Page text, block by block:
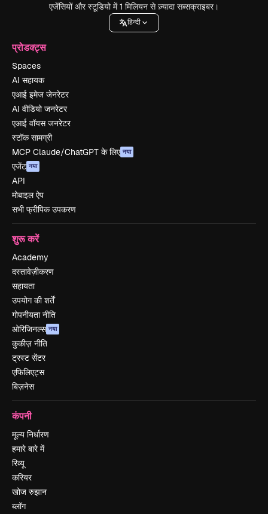
एजेंसियों और स्टूडियो में 1 मिलियन से ज़्यादा सब्सक्राइबर।
हिन्दी
प्रोडक्ट्स
Spaces
AI सहायक
एआई इमेज जेनरेटर
AI वीडियो जनरेटर
एआई वॉयस जनरेटर
स्टॉक सामग्री
MCP Claude/ChatGPT के लिए नया
एजेंट नया
API
मोबाइल ऐप
सभी फ्रीपिक उपकरण
शुरू करें
Academy
दस्तावेज़ीकरण
सहायता
उपयोग की शर्तें
गोपनीयता नीति
ओरिजिनल्स नया
कुकीज़ नीति
ट्रस्ट सेंटर
एफिलिएट्स
बिज़नेस
कंपनी
मूल्य निर्धारण
हमारे बारे में
रिव्यू
करियर
खोज रुझान
ब्लॉग